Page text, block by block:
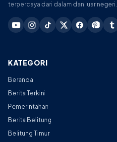
terpercaya dari dalam dan luar negeri.
KATEGORI
Beranda
Berita Terkini
Pemerintahan
Berita Belitung
Belitung Timur